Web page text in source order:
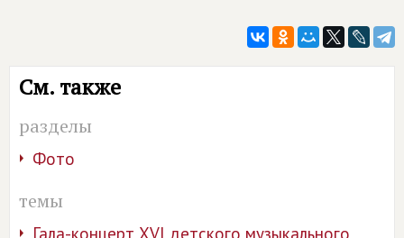
См. также
разделы
Фото
темы
Гала-концерт XVI детского музыкального